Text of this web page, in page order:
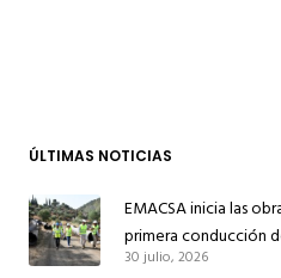
ÚLTIMAS NOTICIAS
EMACSA inicia las
primera conducción
el suministro de agua
30 julio, 2026